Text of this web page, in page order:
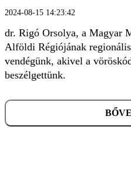
2024-08-15 14:23:42
dr. Rigó Orsolya, a Magyar
Alföldi Régiójának
vendégünk, akivel a
beszélgettünk.